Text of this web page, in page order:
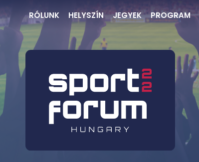
RÓLUNK HELYSZÍN JEGYEK PROGRAM